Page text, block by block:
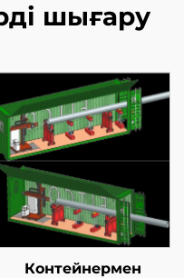
шығару
Контейнермен